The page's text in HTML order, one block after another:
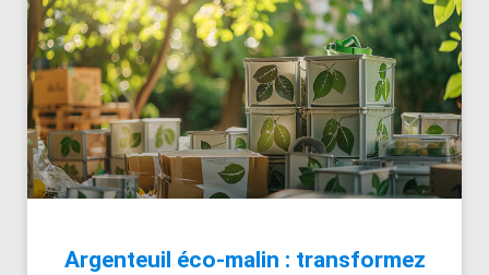
Argenteuil éco-malin : transformez